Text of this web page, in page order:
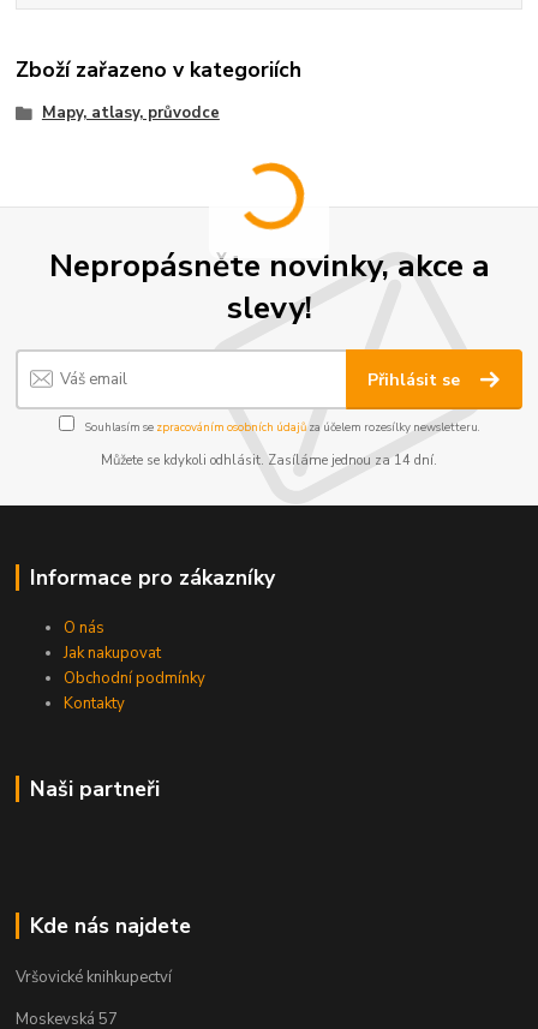
Zboží zařazeno v kategoriích
Mapy, atlasy, průvodce
Nepropásněte novinky, akce a
slevy!
Přihlásit se
Souhlasím se zpracováním osobních údajůza účelem rozesílky newsletteru.
Můžete se kdykoli odhlásit. Zasíláme jednou za 14 dní.
Informace pro zákazníky
O nás
Jak nakupovat
Obchodní podmínky
Kontakty
Naši partneři
Kde nás najdete
Vršovické knihkupectví
Moskevská 57